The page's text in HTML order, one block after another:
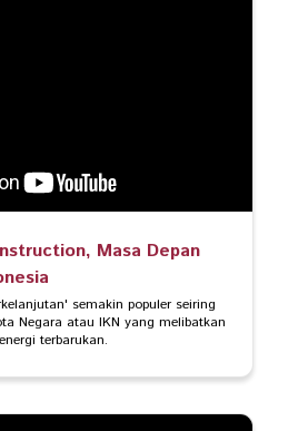
Masa Depan
semakin populer seiring
Negara atau IKN yang melibatkan
terbarukan.